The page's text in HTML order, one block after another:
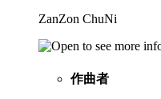
ZanZon ChuNi
作曲者